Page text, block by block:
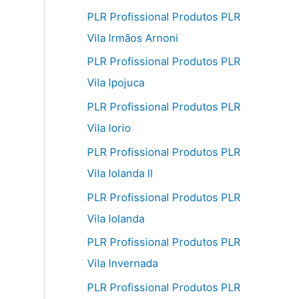
PLR Profissional Produtos PLR
Vila Irmãos Arnoni
PLR Profissional Produtos PLR
Vila Ipojuca
PLR Profissional Produtos PLR
Vila Iorio
PLR Profissional Produtos PLR
Vila Iolanda II
PLR Profissional Produtos PLR
Vila Iolanda
PLR Profissional Produtos PLR
Vila Invernada
PLR Profissional Produtos PLR